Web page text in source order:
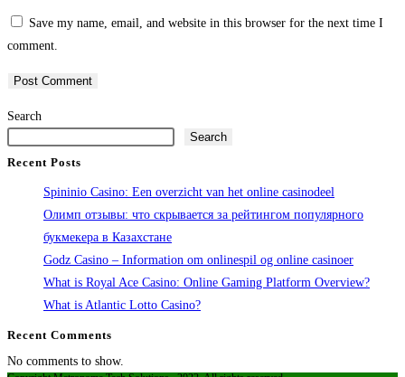
comment
comment
(optional)
Save my name, email, and website in this browser for the next time I
comment.
Search
Search
Recent Posts
Spininio Casino: Een overzicht van het online casinodeel
Олимп отзывы: что скрывается за рейтингом популярного
букмекера в Казахстане
Godz Casino – Information om onlinespil og online casinoer
What is Royal Ace Casino: Online Gaming Platform Overview?
What is Atlantic Lotto Casino?
Recent Comments
No comments to show.